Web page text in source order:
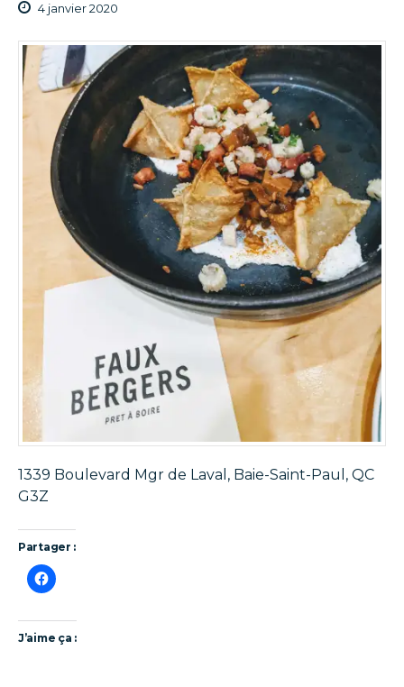
4 janvier 2020
1339 Boulevard Mgr de Laval, Baie-Saint-Paul, QC
G3Z
Partager :
J’aime ça :